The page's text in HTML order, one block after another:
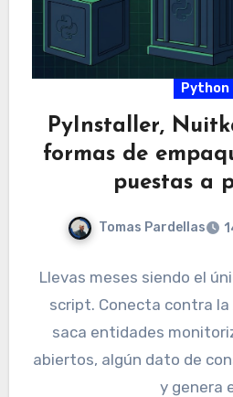
Python
PyInstaller,
formas de
puestas a
Tomas Pardellas
Llevas meses siendo el
script. Conecta contra la
saca entidades
abiertos, algún dato de
y genera